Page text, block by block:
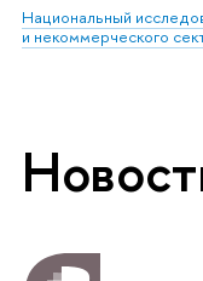
Национальный
и некоммерческого